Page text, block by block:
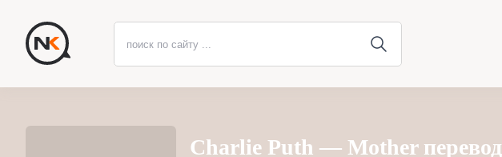
Charlie Puth — Mother перевод